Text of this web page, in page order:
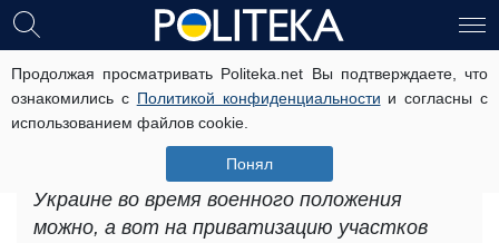
Продолжая просматривать Politeka.net Вы подтверждаете, что
ознакомились с Политикой конфиденциальности и согласны с
использованием файлов cookie.
Понял
Приватизация земли в Украине:
юрист рассказала об ограничениях
на время военного положения
Купить или продать земельный участок в
Украине во время военного положения
можно, а вот на приватизацию участков